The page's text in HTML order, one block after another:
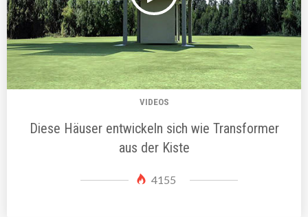
VIDEOS
Diese Häuser entwickeln sich wie Transformer
aus der Kiste
4155